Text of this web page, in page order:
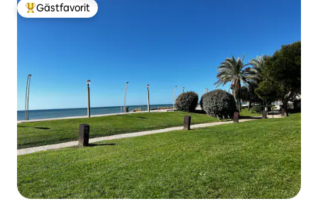
Populär gästfavorit
Gästfavorit